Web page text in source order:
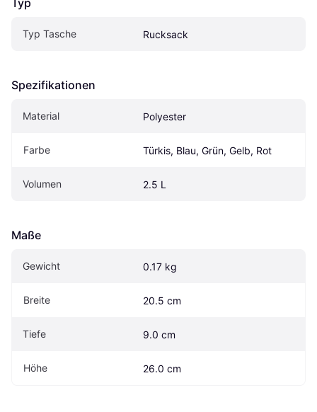
Typ
Typ Tasche Rucksack
Spezifikationen
Material Polyester
Farbe Türkis, Blau, Grün, Gelb, Rot
Volumen 2.5 L
Maße
Gewicht 0.17 kg
Breite 20.5 cm
Tiefe 9.0 cm
Höhe 26.0 cm